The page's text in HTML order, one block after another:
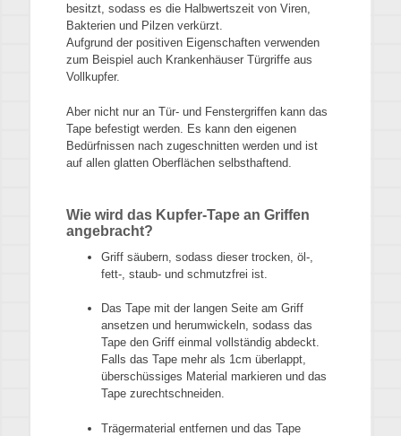
besitzt, sodass es die Halbwertszeit von Viren,
Bakterien und Pilzen verkürzt.
Aufgrund der positiven Eigenschaften verwenden
zum Beispiel auch Krankenhäuser Türgriffe aus
Vollkupfer.
Aber nicht nur an Tür- und Fenstergriffen kann das
Tape befestigt werden. Es kann den eigenen
Bedürfnissen nach zugeschnitten werden und ist
auf allen glatten Oberflächen selbsthaftend.
Wie wird das Kupfer-Tape an Griffen
angebracht?
Griff säubern, sodass dieser trocken, öl-,
fett-, staub- und schmutzfrei ist.
Das Tape mit der langen Seite am Griff
ansetzen und herumwickeln, sodass das
Tape den Griff einmal vollständig abdeckt.
Falls das Tape mehr als 1cm überlappt,
überschüssiges Material markieren und das
Tape zurechtschneiden.
Trägermaterial entfernen und das Tape